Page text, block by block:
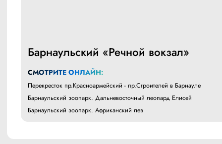
Барнаульский «Речной вокзал»
СМОТРИТЕ ОНЛАЙН:
Перекресток пр.Красноармейский - пр.Строителей в Барнауле
Барнаульский зоопарк. Дальневосточный леопард Елисей
Барнаульский зоопарк. Африканский лев